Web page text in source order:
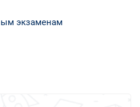
экзаменам